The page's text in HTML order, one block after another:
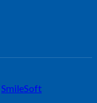
SmileSoft